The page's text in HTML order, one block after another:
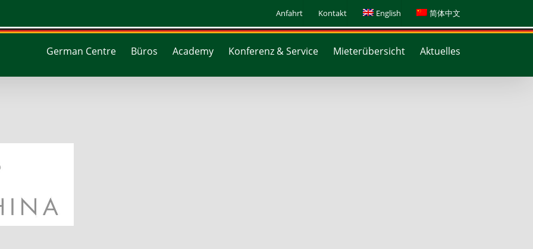
Anfahrt Kontakt English 简体中文
German Centre Büros Academy Konferenz & Service Mieterübersicht Aktuelles